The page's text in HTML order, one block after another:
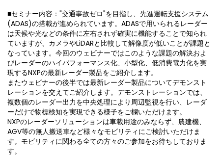
■セミナー内容："交通事故ゼロ"を目指し、先進運転支援システム
(ADAS)の搭載が進められています。ADASで用いられるレーダー
は天候や光などの条件に左右されず確実に機能することで知られ
ていますが、カメラやLiDARと比較して解像度が低いことが課題と
なっています。今回のウェビナーではこのような課題の解決およ
びレーダーのハイパフォーマンス化、小型化、低消費電力化を実
現するNXPの最新レーダー製品をご紹介します。
またウェビナーの後半では最新レーダー製品についてデモンスト
レーションを交えてご紹介します。デモンストレーションでは、
複数個のレーダー出力を中央処理により周辺監視を行い、レーダ
ーだけで物標検知を実現できる様子をご欄いただけます。
NXPのレーダーソリューションは車載用途のみならず、農建機、
AGV等の無人搬送車など様々なモビリティにご検討いただけま
す。モビリティに関わる全ての方々のご参加をお待ちしておりま
す。